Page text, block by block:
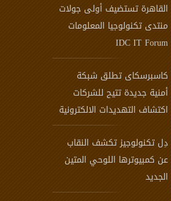
القاهرة تستضيف أولى جولات
منتدى تكنولوجيا المعلومات
IDC IT Forum
كاسبرسكاى تطلق شبكة
أمنية جديدة تتيح للشركات
اكتشاف التهديدات الالكترونية
دِل تكنولوجيز تكشف النقاب
عن كمبيوترها اللوحي المتين
الجديد